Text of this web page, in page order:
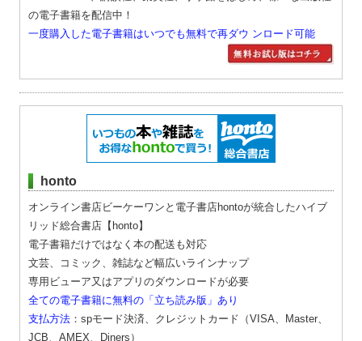
の電子書籍を配信中！
一度購入した電子書籍はいつでも無料で再ダウ ンロード可能
honto
オンライン書店ビーケーワンと電子書店hontoが統合したハイブ
リッド総合書店【honto】
電子書籍だけではなく本の配送も対応
文芸、コミック、雑誌など幅広いラインナップ
専用ビューア又はアプリのダウンロードが必要
全ての電子書籍に無料の「立ち読み版」あり
支払方法 ：spモード決済、クレジットカード（VISA、Master、
JCB、AMEX、Diners）